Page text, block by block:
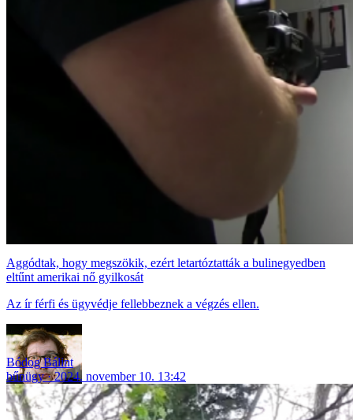
Aggódtak, hogy megszökik, ezért letartóztatták a bulinegyedben
eltűnt amerikai nő gyilkosát
Az ír férfi és ügyvédje fellebbeznek a végzés ellen.
Bódog Bálint
bűnügy
2024. november 10. 13:42